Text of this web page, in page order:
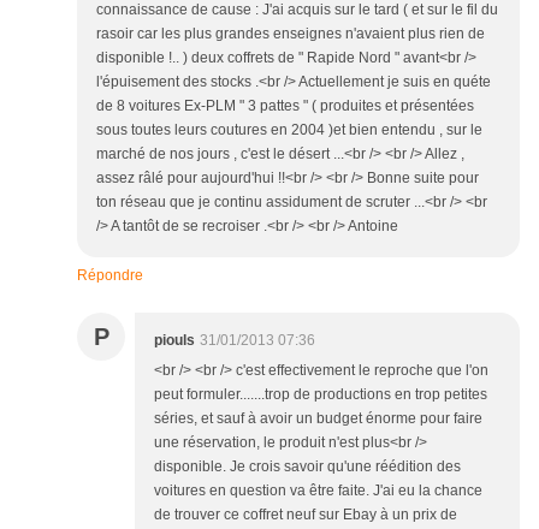
connaissance de cause : J'ai acquis sur le tard ( et sur le fil du
rasoir car les plus grandes enseignes n'avaient plus rien de
disponible !.. ) deux coffrets de " Rapide Nord " avant<br />
l'épuisement des stocks .<br /> Actuellement je suis en quéte
de 8 voitures Ex-PLM " 3 pattes " ( produites et présentées
sous toutes leurs coutures en 2004 )et bien entendu , sur le
marché de nos jours , c'est le désert ...<br /> <br /> Allez ,
assez râlé pour aujourd'hui !!<br /> <br /> Bonne suite pour
ton réseau que je continu assidument de scruter ...<br /> <br
/> A tantôt de se recroiser .<br /> <br /> Antoine
Répondre
P piouls 31/01/2013 07:36
<br /> <br /> c'est effectivement le reproche que l'on
peut formuler.......trop de productions en trop petites
séries, et sauf à avoir un budget énorme pour faire
une réservation, le produit n'est plus<br />
disponible. Je crois savoir qu'une réédition des
voitures en question va être faite. J'ai eu la chance
de trouver ce coffret neuf sur Ebay à un prix de